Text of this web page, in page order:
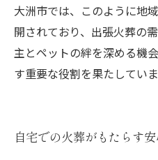
大洲市では、このように地
開されており、出張火葬の
主とペットの絆を深める機
す重要な役割を果たしていま
自宅での火葬がもたらす